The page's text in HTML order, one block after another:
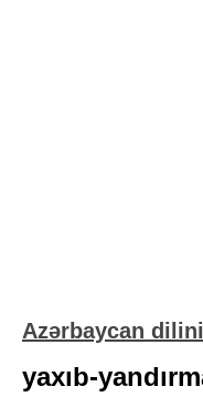
Azərbaycan
yaxıb-